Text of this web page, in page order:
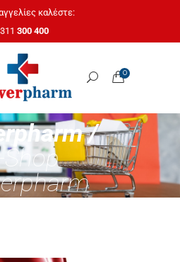
καλέστε:
300 400
0
/
Shop